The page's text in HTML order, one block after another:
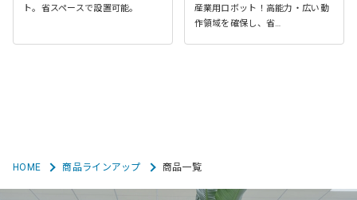
ト。省スペースで設置可能。
産業用ロボット！高能力・広い動
作領域を確保し、省…
HOME 商品ラインアップ 商品一覧